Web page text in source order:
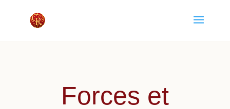
Forces et